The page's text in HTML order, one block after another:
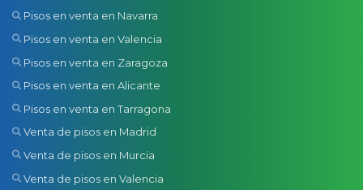
Pisos en venta en Navarra
Pisos en venta en Valencia
Pisos en venta en Zaragoza
Pisos en venta en Alicante
Pisos en venta en Tarragona
Venta de pisos en Madrid
Venta de pisos en Murcia
Venta de pisos en Valencia